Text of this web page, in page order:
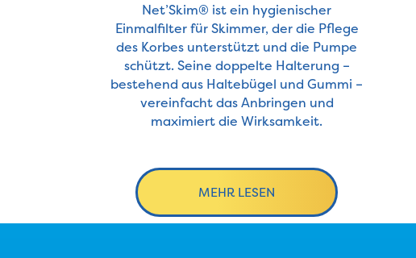
Net’Skim® ist ein hygienischer
Einmalfilter für Skimmer, der die Pflege
des Korbes unterstützt und die Pumpe
schützt. Seine doppelte Halterung –
bestehend aus Haltebügel und Gummi –
vereinfacht das Anbringen und
maximiert die Wirksamkeit.
MEHR LESEN